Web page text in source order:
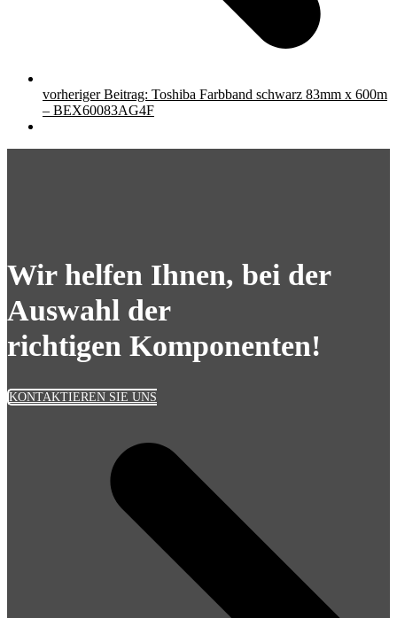
vorheriger Beitrag: Toshiba Farbband schwarz 83mm x 600m
– BEX60083AG4F
Wir helfen Ihnen, bei der
Auswahl der
richtigen Komponenten!
KONTAKTIEREN SIE UNS